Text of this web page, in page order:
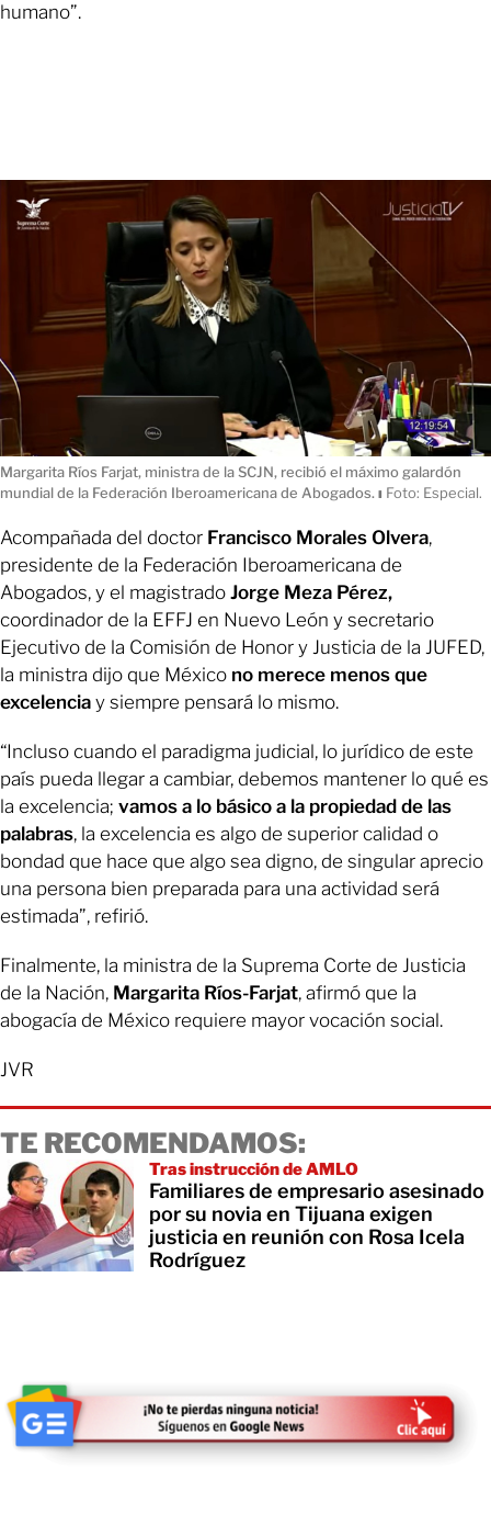
humano”.
Margarita Ríos Farjat, ministra de la SCJN, recibió el máximo galardón
mundial de la Federación Iberoamericana de Abogados. ı Foto: Especial.
Acompañada del doctor Francisco Morales Olvera,
presidente de la Federación Iberoamericana de
Abogados, y el magistrado Jorge Meza Pérez,
coordinador de la EFFJ en Nuevo León y secretario
Ejecutivo de la Comisión de Honor y Justicia de la JUFED,
la ministra dijo que México no merece menos que
excelencia y siempre pensará lo mismo.
“Incluso cuando el paradigma judicial, lo jurídico de este
país pueda llegar a cambiar, debemos mantener lo qué es
la excelencia; vamos a lo básico a la propiedad de las
palabras, la excelencia es algo de superior calidad o
bondad que hace que algo sea digno, de singular aprecio
una persona bien preparada para una actividad será
estimada”, refirió.
Finalmente, la ministra de la Suprema Corte de Justicia
de la Nación, Margarita Ríos-Farjat, afirmó que la
abogacía de México requiere mayor vocación social.
JVR
TE RECOMENDAMOS:
Tras instrucción de AMLO
Familiares de empresario asesinado
por su novia en Tijuana exigen
justicia en reunión con Rosa Icela
Rodríguez